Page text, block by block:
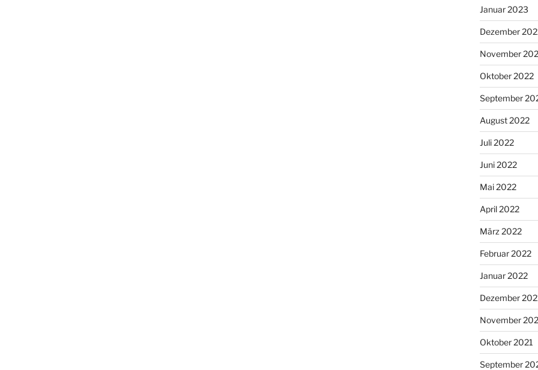
Januar 2023
Dezember
November
Oktober 2022
September
August 2022
Juli 2022
Juni 2022
Mai 2022
April 2022
März 2022
Februar 2022
Januar 2022
Dezember
November
Oktober 2021
September